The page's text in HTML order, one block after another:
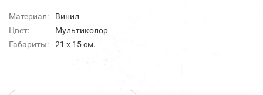
Материал:
Винил
Цвет:
Мультиколор
Габариты:
21 x 15 см.